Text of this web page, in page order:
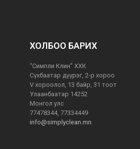
ХОЛБОО БАРИХ
“Симпли Клин” ХХК
Сүхбаатар дүүрэг, 2-р хороо
V хороолол, 13 байр, 31 тоот
Улаанбаатар 14252
Монгол улс
77478344, 77334449
info@simplyclean.mn